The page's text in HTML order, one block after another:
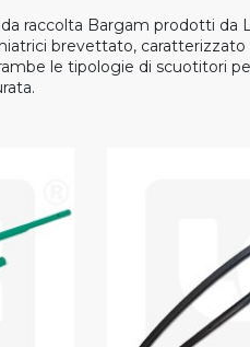
raccolta Bargam prodotti da
brevettato,
le tipologie di scuotitori